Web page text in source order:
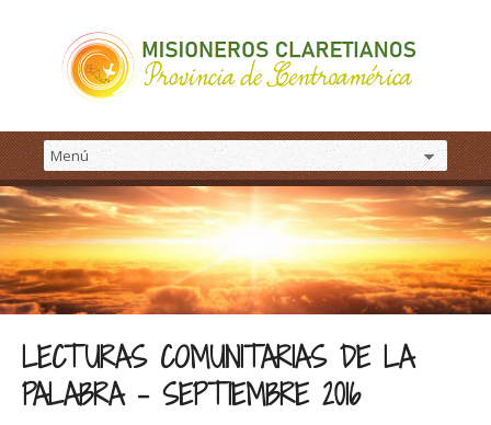
LECTURAS COMUNITARIAS DE LA
PALABRA – SEPTIEMBRE 2016